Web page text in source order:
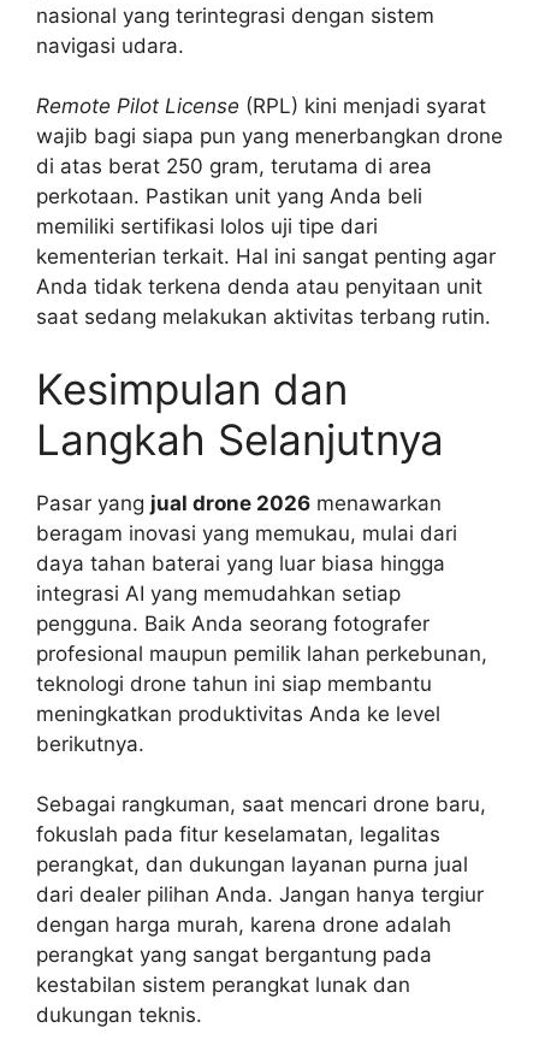
nasional yang terintegrasi dengan sistem
navigasi udara.
Remote Pilot License (RPL) kini menjadi syarat
wajib bagi siapa pun yang menerbangkan drone
di atas berat 250 gram, terutama di area
perkotaan. Pastikan unit yang Anda beli
memiliki sertifikasi lolos uji tipe dari
kementerian terkait. Hal ini sangat penting agar
Anda tidak terkena denda atau penyitaan unit
saat sedang melakukan aktivitas terbang rutin.
Kesimpulan dan
Langkah Selanjutnya
Pasar yang jual drone 2026 menawarkan
beragam inovasi yang memukau, mulai dari
daya tahan baterai yang luar biasa hingga
integrasi AI yang memudahkan setiap
pengguna. Baik Anda seorang fotografer
profesional maupun pemilik lahan perkebunan,
teknologi drone tahun ini siap membantu
meningkatkan produktivitas Anda ke level
berikutnya.
Sebagai rangkuman, saat mencari drone baru,
fokuslah pada fitur keselamatan, legalitas
perangkat, dan dukungan layanan purna jual
dari dealer pilihan Anda. Jangan hanya tergiur
dengan harga murah, karena drone adalah
perangkat yang sangat bergantung pada
kestabilan sistem perangkat lunak dan
dukungan teknis.